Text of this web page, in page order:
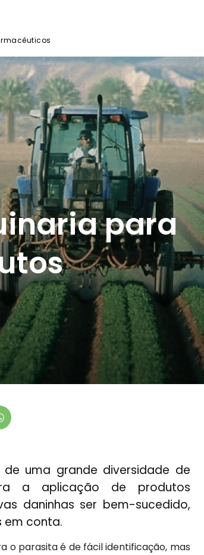
para
uma grande diversidade de
a aplicação de produtos
daninhas ser bem-sucedido,
em conta.
o parasita é de fácil identificação, mas